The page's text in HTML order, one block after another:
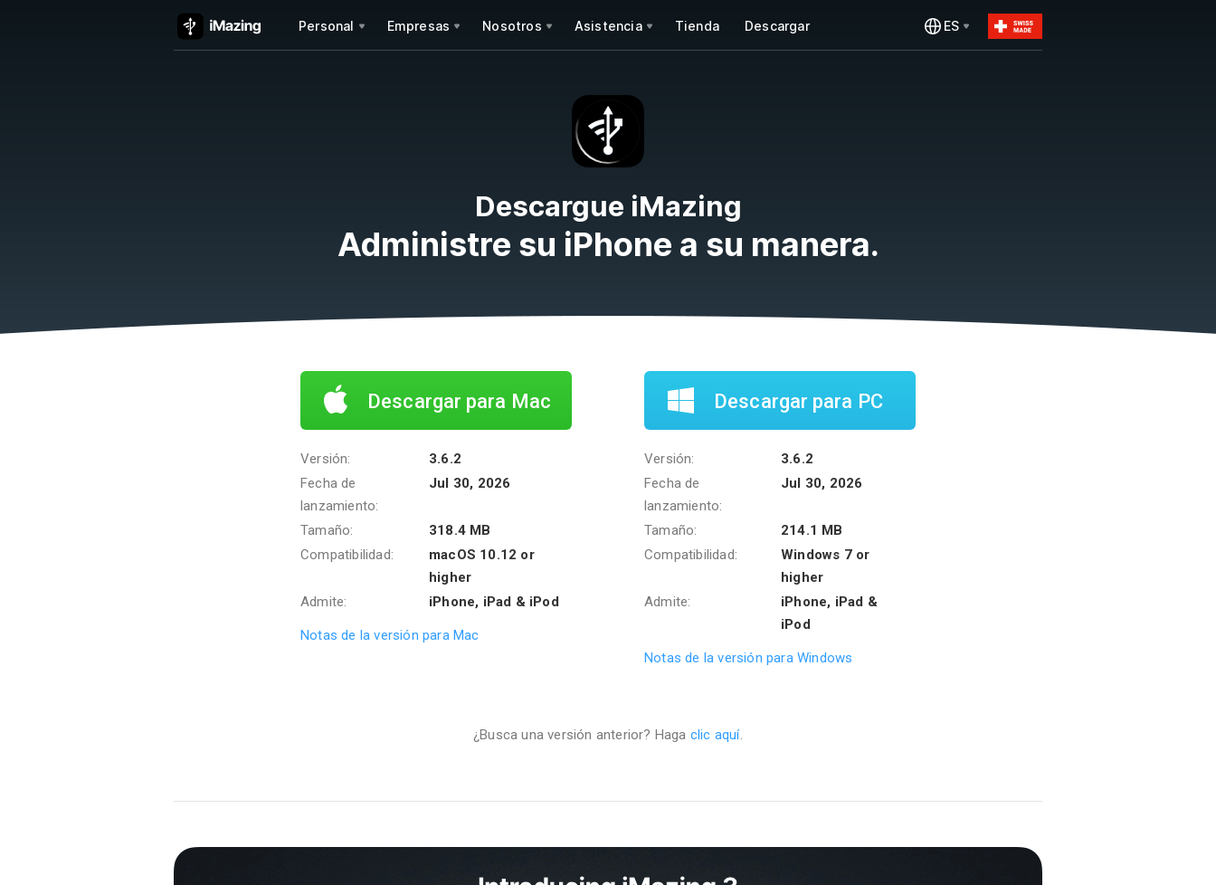
Personal Empresas Nosotros Asistencia Tienda Descargar ES
Descargue iMazing
Administre su iPhone a su manera.
Descargar para Mac
Versión:
3.6.2
Fecha de
lanzamiento:
Jul 30, 2026
Tamaño:
318.4 MB
Compatibilidad:
macOS 10.12 or
higher
Admite:
iPhone, iPad & iPod
Notas de la versión para Mac
Descargar para PC
Versión:
3.6.2
Fecha de
lanzamiento:
Jul 30, 2026
Tamaño:
214.1 MB
Compatibilidad:
Windows 7 or
higher
Admite:
iPhone, iPad &
iPod
Notas de la versión para Windows
¿Busca una versión anterior? Haga clic aquí.